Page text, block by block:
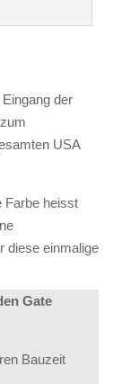
der
USA
Farbe heisst
diese einmalige
Gate
Bauzeit